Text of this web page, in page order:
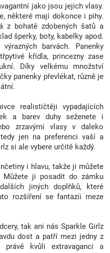
jako jsou jejich vlasy.
některé mají dokonce i pihy.
z bohatě zdobených šatů a
šperky, boty, kabelky apod.
barvách. Panenky
křídla, princezny zase
Díky velkému množství
panenky převlékat, různě je
realističtěji vypadajících
a barev duhy seženete i
zrzavými vlasy v daleko
jen na preferenci vaší a
si ale vybere určitě každý.
i hlavu, takže ji můžete
Můžete ji posadit do zámku
jiných doplňků, které
rozšíření se fantazii meze
tak ani nás Sparkle Girlz
dost a patří mezi jedny z
právě kvůli extravaganci a